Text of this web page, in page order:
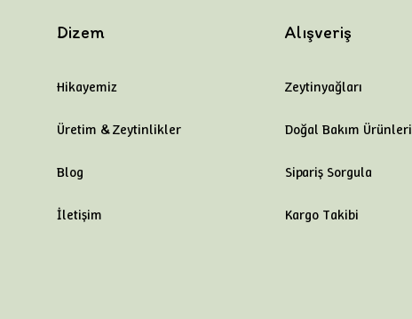
Dizem
Hikayemiz
Üretim & Zeytinlikler
Blog
İletişim
Alışveriş
Zeytinyağları
Doğal Bakım Ürünleri
Sipariş Sorgula
Kargo Takibi